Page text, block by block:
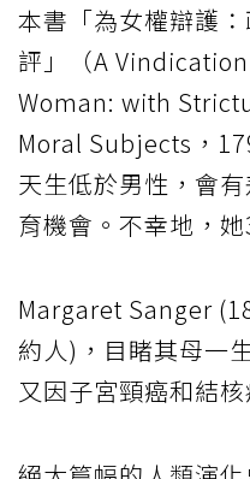
本書「為女權辯護
評」（A
Woman: with
Moral Subjects，
天生低於男性，會
育機會。不幸地，
Margaret Sanger
約人)，目睹其母一
又因子宮頸癌和結